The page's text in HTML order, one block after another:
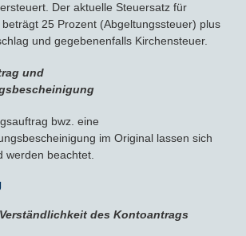
Der aktuelle Steuersatz für
25 Prozent (Abgeltungssteuer) plus
und gegebenenfalls Kirchensteuer.
und
bwz. eine
im Original lassen sich
werden beachtet.
des Kontoantrags